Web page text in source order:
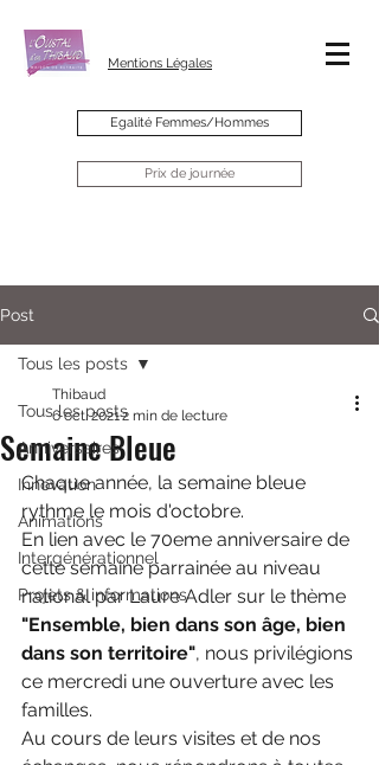
Mentions Légales
Egalité Femmes/Hommes
Prix de journée
Post
Tous les posts
Anniversaires
Innovation
Animations
Intergénérationnel
Projets & informations
Tous les posts
Semaine Bleue
Thibaud
6 oct. 20212 min de lecture
Chaque année, la semaine bleue
rythme le mois d'octobre.
En lien avec le 70eme anniversaire de
cette semaine parrainée au niveau
national par Laure Adler sur le thème
"Ensemble, bien dans son âge, bien
dans son territoire", nous privilégions
ce mercredi une ouverture avec les
familles.
Au cours de leurs visites et de nos